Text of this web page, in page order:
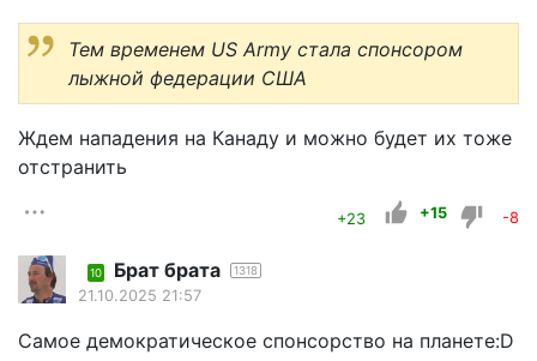
Тем временем US Army стала спонсором
лыжной федерации США
Ждем нападения на Канаду и можно будет их тоже
отстранить
+23 +15 -8
10 Брат брата 1318
21.10.2025 21:57
Cамое демократическое спонсорство на планете:D